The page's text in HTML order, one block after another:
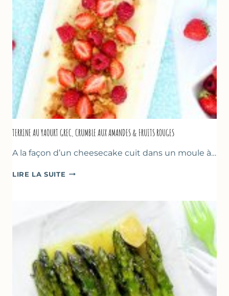
TERRINE AU YAOURT GREC, CRUMBLE AUX AMANDES & FRUITS ROUGES
A la façon d’un cheesecake cuit dans un moule à…
LIRE LA SUITE TERRINE
GREC,
AMANDES
&
FRUITS
ROUGES